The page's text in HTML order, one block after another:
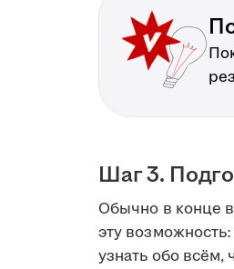
Шаг 3.
Обычно в конце
эту
узнать обо всём,